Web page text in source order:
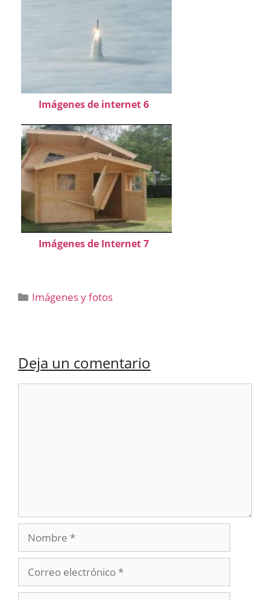
Imágenes de internet 6
Imágenes de Internet 7
Categorías
Imágenes y fotos
Deja un comentario
electrónico